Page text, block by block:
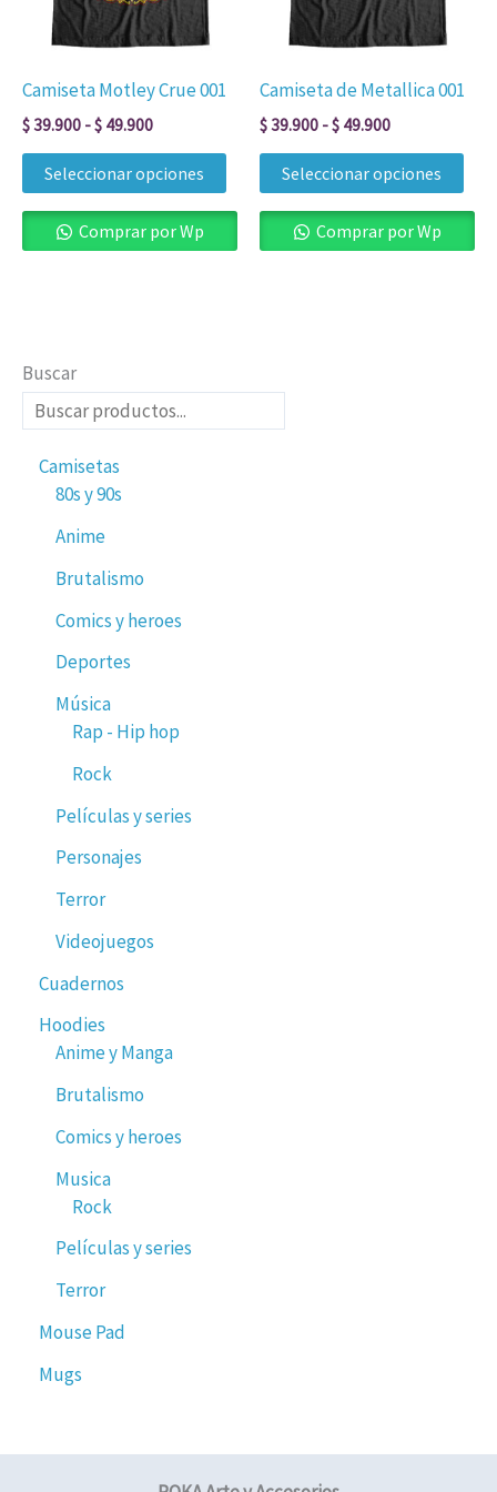
Buscar
Camisetas
80s y 90s
Anime
Brutalismo
Comics y heroes
Deportes
Música
Rap - Hip hop
Rock
Películas y series
Personajes
Terror
Videojuegos
Cuadernos
Hoodies
Anime y Manga
Brutalismo
Comics y heroes
Musica
Rock
Películas y series
Terror
Mouse Pad
Mugs
Camiseta Motley Crue 001
$39.900 -$ 49.900
Seleccionar opciones
opciones
elegir
la
Comprar por Wp
Camiseta de Metallica 001
$39.900 -$ 49.900
Seleccionar opciones
la
Comprar por Wp